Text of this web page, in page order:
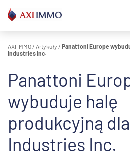
do
treści
AXI IMMO / Artykuły / Panattoni Europe
Industries Inc.
Panattoni
wybuduje halę
produkcyjną
Industries Inc.